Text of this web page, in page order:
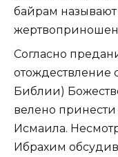
байрам
Согласно
отождествление
Библии)
велено принести
Исмаила.
Ибрахим